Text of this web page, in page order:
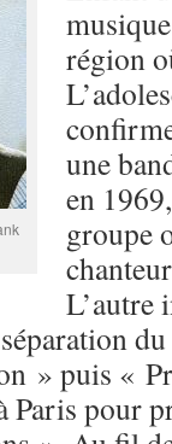
région
une
en
groupe
L’autre
» puis «
pour